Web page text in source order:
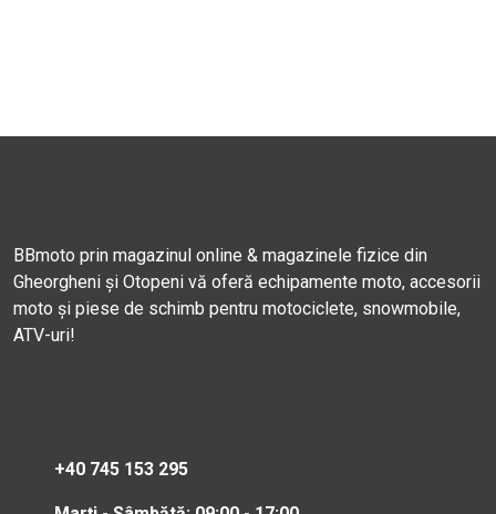
BBmoto prin magazinul online & magazinele fizice din
Gheorgheni și Otopeni vă oferă echipamente moto, accesorii
moto și piese de schimb pentru motociclete, snowmobile,
ATV-uri!
+40 745 153 295